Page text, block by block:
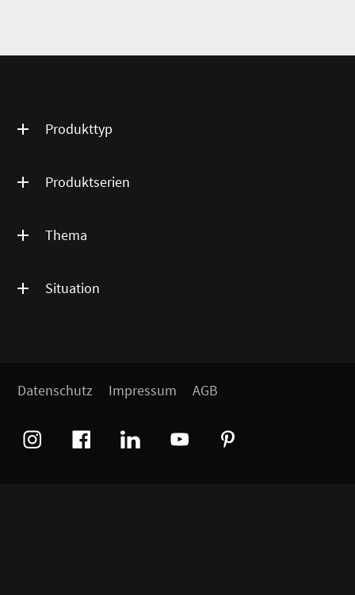
Produkttyp
Produktserien
Thema
Situation
Datenschutz Impressum AGB